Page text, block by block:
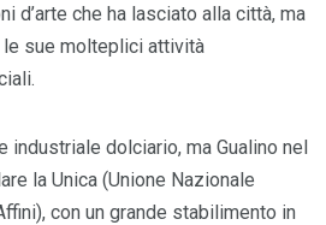
d’arte che ha lasciato alla città, ma
sue molteplici attività
industriale dolciario, ma Gualino nel
la Unica (Unione Nazionale
con un grande stabilimento in